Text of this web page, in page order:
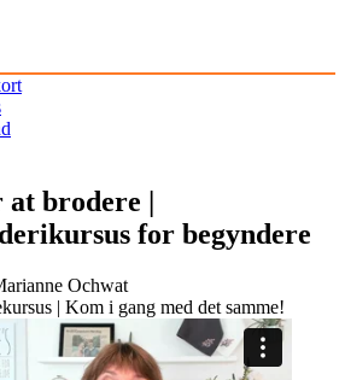
brodere |
for begyndere
Ochwat
| Kom i gang med det samme!